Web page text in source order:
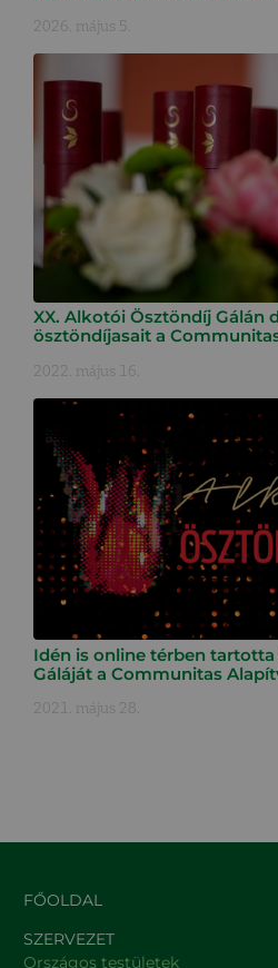
2026. május 5.
XX. Alkotói Ösztöndíj Gálán
ösztöndíjasait a
2022. május 16.
Idén is online térben
Gáláját a Communitas
2021. május 28.
FŐOLDAL
SZERVEZET
Országos testületek